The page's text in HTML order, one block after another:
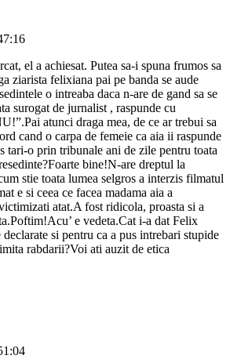
el a achiesat. Putea sa-i spuna frumos sa
ziarista felixiana pai pe banda se aude
o intreaba daca n-are de gand sa se
surogat de jurnalist , raspunde cu
atunci draga mea, de ce ar trebui sa
cand o carpa de femeie ca aia ii raspunde
tari-o prin tribunale ani de zile pentru toata
bine!N-are dreptul la
stie toata lumea selgros a interzis filmatul
e si ceea ce facea madama aia a
atat.A fost ridicola, proasta si a
e vedeta.Cat i-a dat Felix
si pentru ca a pus intrebari stupide
rabdarii?Voi ati auzit de etica